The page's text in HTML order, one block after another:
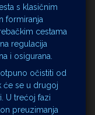
s klasičnim
formiranja
cestama
regulacija
i osigurana.
očistiti od
će se u drugoj
U trećoj fazi
preuzimanja